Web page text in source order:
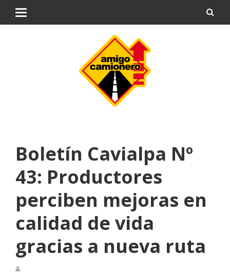
Boletín Cavialpa Nº
43: Productores
perciben mejoras en
calidad de vida
gracias a nueva ruta